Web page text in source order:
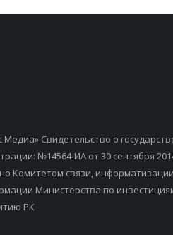
Медиа» Свидетельство о
№14564-ИА от 30 сентября
Комитетом связи,
Министерства по
РК